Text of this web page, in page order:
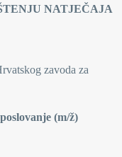
zavoda za
(m/ž)